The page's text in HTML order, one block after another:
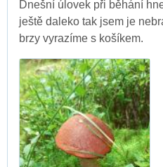
Dnešní úlovek při běhání
ještě daleko tak jsem je
brzy vyrazíme s košíkem.